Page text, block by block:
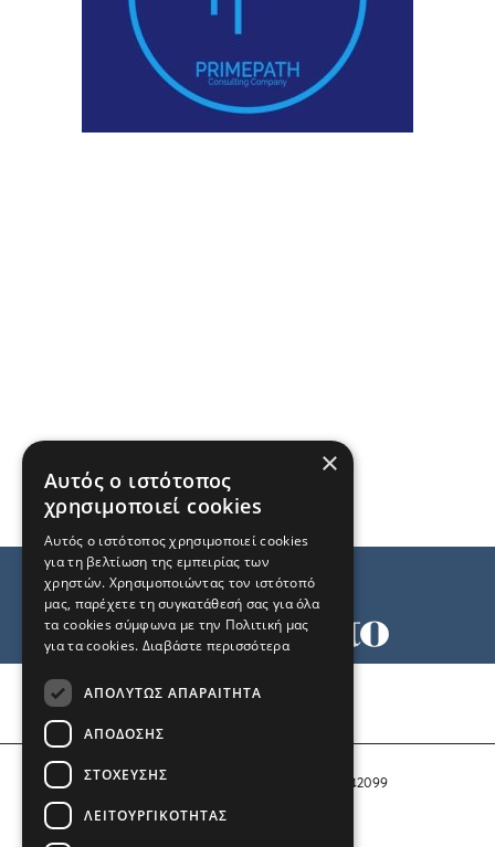
Αριθμός Πιστοποίησης Μ.Η.Τ. 242099
×
Αυτός ο ιστότοπος
χρησιμοποιεί cookies
Αυτός ο ιστότοπος χρησιμοποιεί cookies
για τη βελτίωση της εμπειρίας των
χρηστών. Χρησιμοποιώντας τον ιστότοπό
μας, παρέχετε τη συγκατάθεσή σας για όλα
τα cookies σύμφωνα με την Πολιτική μας
για τα cookies. Διαβάστε περισσότερα
ΑΠΟΛΎΤΩΣ ΑΠΑΡΑΊΤΗΤΑ
ΑΠΌΔΟΣΗΣ
ΣΤΌΧΕΥΣΗΣ
ΛΕΙΤΟΥΡΓΙΚΌΤΗΤΑΣ